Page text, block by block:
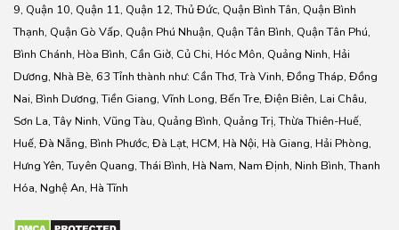
9, Quận 10, Quận 11, Quận 12, Thủ Đức, Quận Bình Tân, Quận Bình
Thạnh, Quận Gò Vấp, Quận Phú Nhuận, Quận Tân Bình, Quận Tân Phú,
Bình Chánh, Hòa Bình, Cần Giờ, Củ Chi, Hóc Môn, Quảng Ninh, Hải
Dương, Nhà Bè, 63 Tỉnh thành như: Cần Thơ, Trà Vinh, Đồng Tháp, Đồng
Nai, Bình Dương, Tiền Giang, Vĩnh Long, Bến Tre, Điện Biên, Lai Châu,
Sơn La, Tây Ninh, Vũng Tàu, Quảng Bình, Quảng Trị, Thừa Thiên-Huế,
Huế, Đà Nẵng, Bình Phước, Đà Lạt, HCM, Hà Nội, Hà Giang, Hải Phòng,
Hưng Yên, Tuyên Quang, Thái Bình, Hà Nam, Nam Định, Ninh Bình, Thanh
Hóa, Nghệ An, Hà Tĩnh